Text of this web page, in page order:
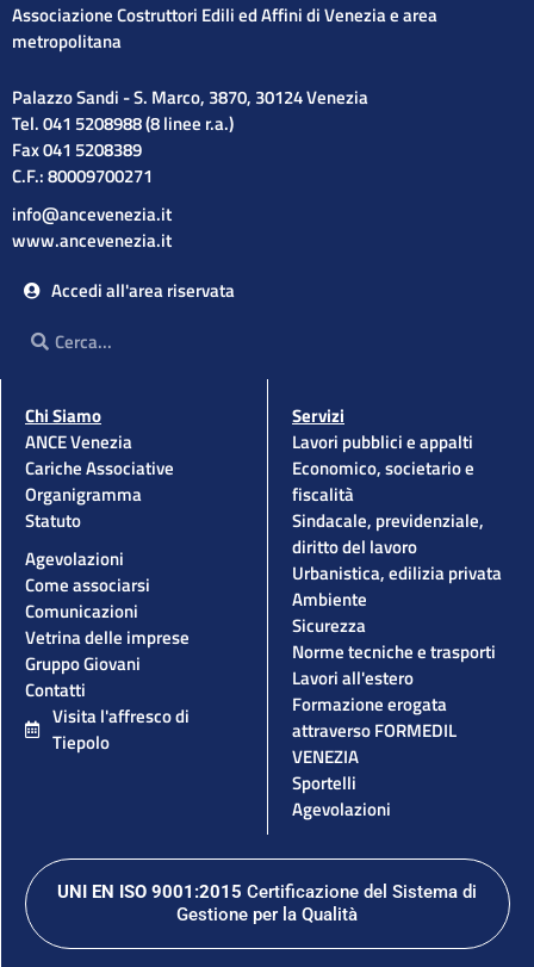
Associazione Costruttori Edili ed Affini di Venezia e area
metropolitana
Palazzo Sandi - S. Marco, 3870, 30124 Venezia
Tel. 041 5208988 (8 linee r.a.)
Fax 041 5208389
C.F.: 80009700271
info@ancevenezia.it
www.ancevenezia.it
Accedi all'area riservata
Cerca
Chi Siamo
ANCE Venezia
Cariche Associative
Organigramma
Statuto
Agevolazioni
Come associarsi
Comunicazioni
Vetrina delle imprese
Gruppo Giovani
Contatti
Visita l'affresco di
Tiepolo
Servizi
Lavori pubblici e appalti
Economico, societario e
fiscalità
Sindacale, previdenziale,
diritto del lavoro
Urbanistica, edilizia privata
Ambiente
Sicurezza
Norme tecniche e trasporti
Lavori all'estero
Formazione erogata
attraverso FORMEDIL
VENEZIA
Sportelli
Agevolazioni
UNI EN ISO 9001:2015 Certificazione del Sistema di
Gestione per la Qualità